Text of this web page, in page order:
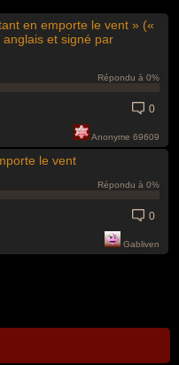
en emporte le vent » («
et signé par
Répondu à 0%
0
Anonyme 69609
le vent
Répondu à 0%
0
Gabliven